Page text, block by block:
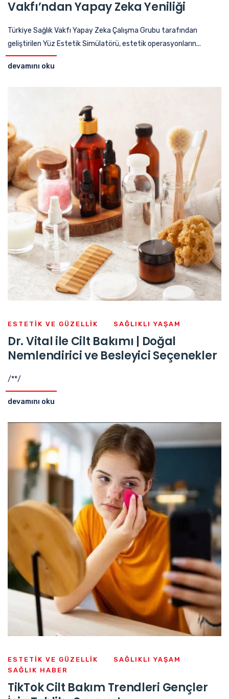
Vakfı’ndan Yapay Zeka Yeniliği
Türkiye Sağlık Vakfı Yapay Zeka Çalışma Grubu tarafından
geliştirilen Yüz Estetik Simülatörü, estetik operasyonların...
devamını oku
ESTETIK VE GÜZELLIK SAĞLIKLI YAŞAM
Dr. Vital ile Cilt Bakımı | Doğal
Nemlendirici ve Besleyici Seçenekler
/**/
devamını oku
ESTETIK VE GÜZELLIK
SAĞLIKLI YAŞAM
SAĞLIK HABER
TikTok Cilt Bakım Trendleri Gençler